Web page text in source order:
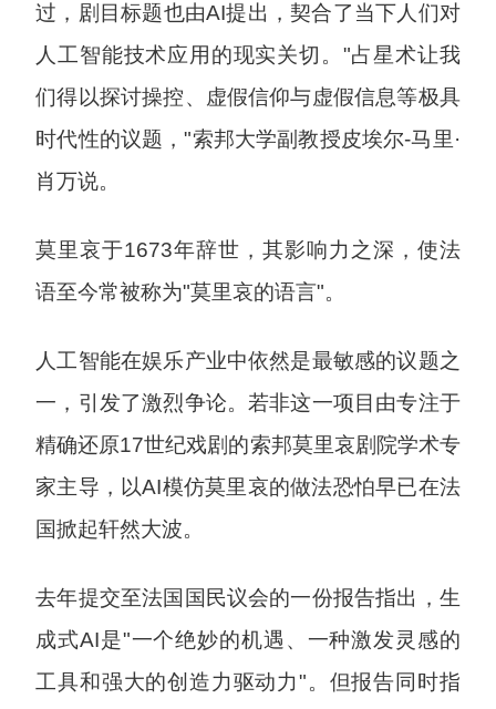
过，剧目标题也由AI提出，契合了当下人们对
人工智能技术应用的现实关切。"占星术让我
们得以探讨操控、虚假信仰与虚假信息等极具
时代性的议题，"索邦大学副教授皮埃尔-马里·
肖万说。
莫里哀于1673年辞世，其影响力之深，使法
语至今常被称为"莫里哀的语言"。
人工智能在娱乐产业中依然是最敏感的议题之
一，引发了激烈争论。若非这一项目由专注于
精确还原17世纪戏剧的索邦莫里哀剧院学术专
家主导，以AI模仿莫里哀的做法恐怕早已在法
国掀起轩然大波。
去年提交至法国国民议会的一份报告指出，生
成式AI是"一个绝妙的机遇、一种激发灵感的
工具和强大的创造力驱动力"。但报告同时指